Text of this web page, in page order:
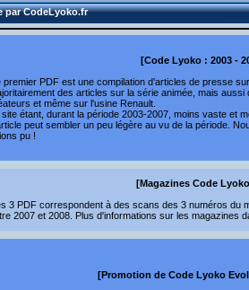
par CodeLyoko.fr
[Code Lyoko : 2003 -
premier PDF est une compilation d'articles de presse
des articles sur la série animée, mais
et même sur l'usine Renault.
site étant, durant la période 2003-2007, moins vaste et
peut sembler un peu légère au vu de la période.
pu !
[Magazines Code
3 PDF correspondent à des scans des 3 numéros du
2007 et 2008. Plus d'informations sur les magazines
[Promotion de Code Lyoko